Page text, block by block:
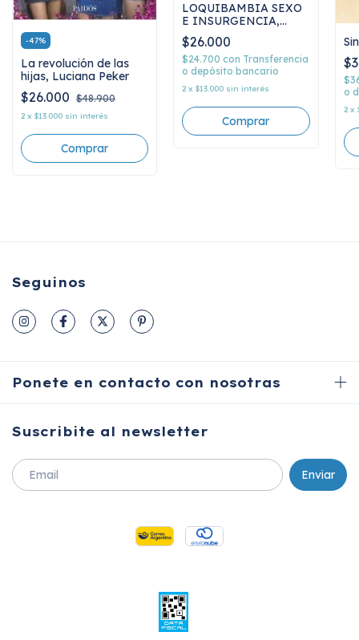
-47%
La revolución de las
hijas, Luciana Peker
$26.000 $48.900
2 x $13.000 sin interés
LOQUIBAMBIA SEXO
E INSURGENCIA,
Moreno Maria
$26.000
$24.700con Transferencia
o depósito bancario
2 x$13.000 sin interés
o
2 x
Seguinos
Ponete en contacto con nosotras
Suscribite al newsletter